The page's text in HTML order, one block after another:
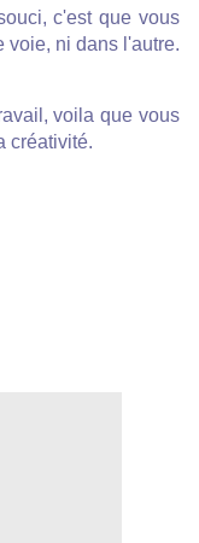
c'est que vous
voie, ni dans l'autre.
voila que vous
créativité.